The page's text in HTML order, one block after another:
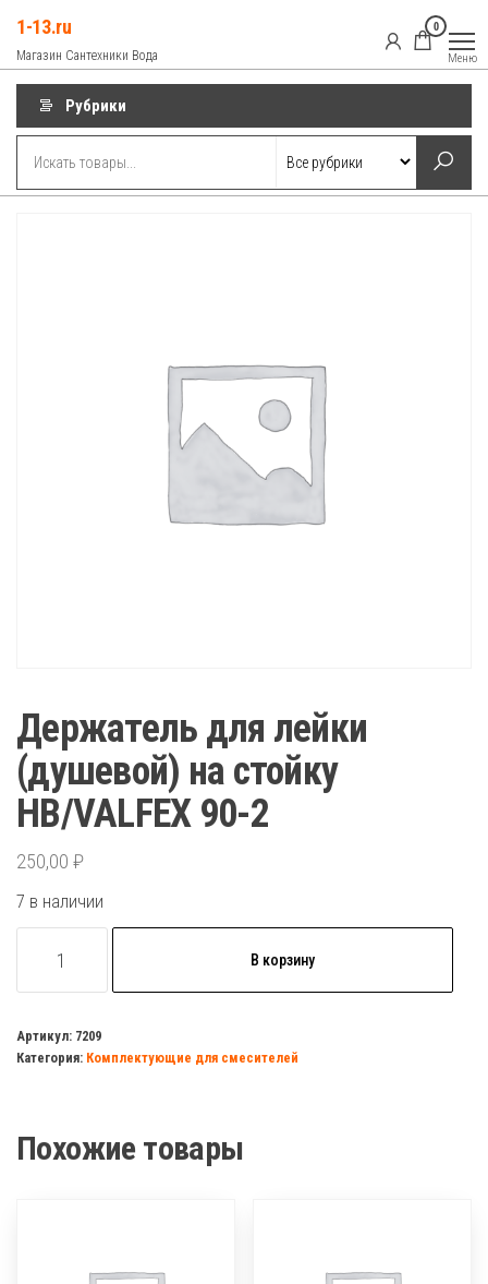
содержимому
1-13.ru
Магазин Сантехники Вода
0
Меню
Рубрики
Держатель для лейки
(душевой) на стойку
НВ/VALFEX 90-2
250,00 ₽
7 в наличии
товара
для
лейки
стойку
В корзину
Артикул: 7209
Категория: Комплектующие для смесителей
Похожие товары